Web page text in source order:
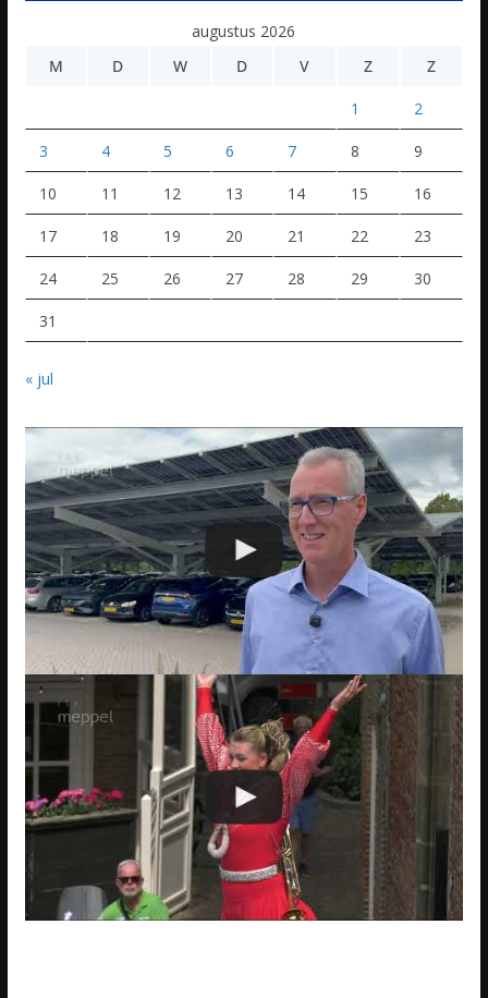
augustus 2026
M
D W D V Z Z
1 2
3 4 5 6 7 8 9
10 11 12 13 14 15 16
17 18 19 20 21 22 23
24 25 26 27 28 29 30
31
« jul